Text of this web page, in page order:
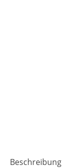
Beschreibung